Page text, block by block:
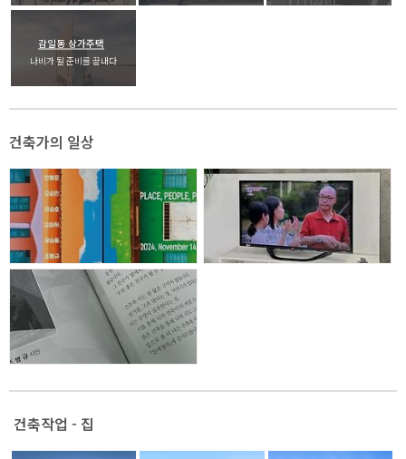
감일동 상가주택
나비가 될 준비를 끝내다
건축가의 일상
건축작업 - 집